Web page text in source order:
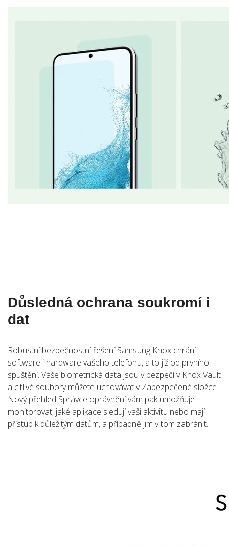
Důsledná ochrana soukromí i
dat
Robustní bezpečnostní řešení Samsung Knox chrání
software i hardware vašeho telefonu, a to již od prvního
spuštění. Vaše biometrická data jsou v bezpečí v Knox Vault
a citlivé soubory můžete uchovávat v Zabezpečené složce.
Nový přehled Správce oprávnění vám pak umožňuje
monitorovat, jaké aplikace sledují vaši aktivitu nebo mají
přístup k důležitým datům, a případně jim v tom zabránit.